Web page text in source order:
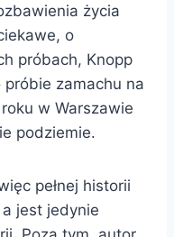
życia
o
próbach, Knopp
zamachu na
w Warszawie
podziemie.
pełnej historii
jest jedynie